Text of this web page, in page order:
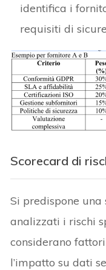
identifica i
requisiti di
Scorecard di
Si predispone una
analizzati i rischi
considerano
l’impatto su dati